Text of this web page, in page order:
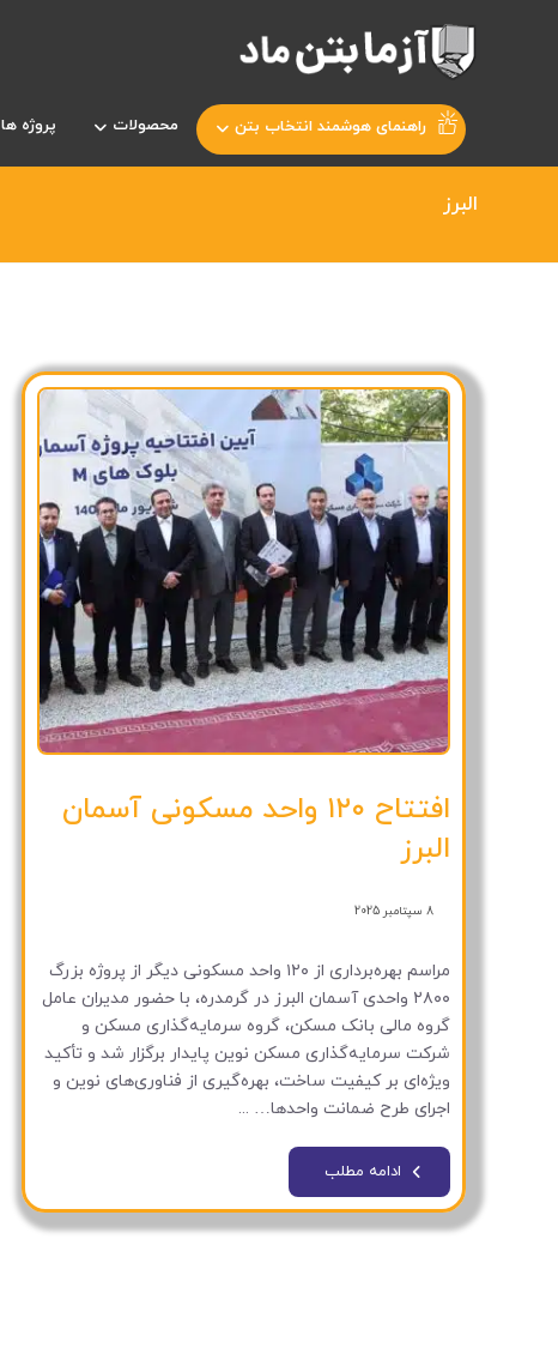
راهنمای هوشمند انتخاب بتن محصولات پروژه ها
البرز
افتتاح ۱۲۰ واحد مسکونی آسمان
البرز
8 سپتامبر 2025
مراسم بهره‌برداری از ۱۲۰ واحد مسکونی دیگر از پروژه بزرگ
۲۸۰۰ واحدی آسمان البرز در گرمدره، با حضور مدیران عامل
گروه مالی بانک مسکن، گروه سرمایه‌گذاری مسکن و
شرکت سرمایه‌گذاری مسکن نوین پایدار برگزار شد و تأکید
ویژه‌ای بر کیفیت ساخت، بهره‌گیری از فناوری‌های نوین و
اجرای طرح ضمانت واحدها… ...
ادامه مطلب